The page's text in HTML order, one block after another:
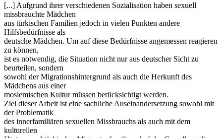
[...] Aufgrund ihrer verschiedenen Sozialisation haben sexuell
missbrauchte Mädchen
aus türkischen Familien jedoch in vielen Punkten andere
Hilfsbedürfnisse als
deutsche Mädchen. Um auf diese Bedürfnisse angemessen reagieren
zu können,
ist es notwendig, die Situation nicht nur aus deutscher Sicht zu
beurteilen, sondern
sowohl der Migrationshintergrund als auch die Herkunft des
Mädchens aus einer
moslemischen Kultur müssen berücksichtigt werden.
Ziel dieser Arbeit ist eine sachliche Auseinandersetzung sowohl mit
der Problematik
des innerfamiliären sexuellen Missbrauchs als auch mit dem
kulturellen